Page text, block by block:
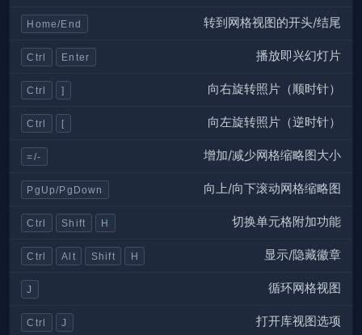
Home/End 转到网格视图的开头/结尾
Ctrl Enter 播放即兴幻灯片
Ctrl ] 向右旋转照片（顺时针）
Ctrl [ 向左旋转照片（逆时针）
=/- 增加/减少网格缩略图大小
PgUp/PgDown 向上/向下滚动网格缩略图
Ctrl Shift H 切换单元格附加功能
Ctrl Alt Shift H 显示/隐藏徽章
J 循环网格视图
Ctrl J 打开库视图选项